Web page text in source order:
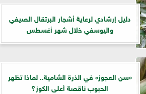
دليل إرشادي لرعاية أشجار البرتقال الصيفي
واليوسفي خلال شهر أغسطس
«سن العجوز» في الذرة الشامية.. لماذا تظهر
الحبوب ناقصة أعلى الكوز؟